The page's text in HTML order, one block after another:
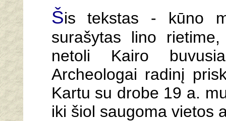
Šis tekstas - kūno
surašytas lino
netoli Kairo
Archeologai radinį
Kartu su drobe 19 a.
iki šiol saugoma vietos